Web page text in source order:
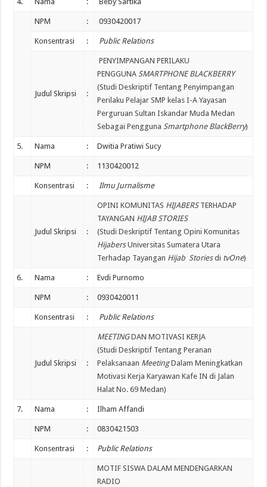
NPM : 0930420017
Konsentrasi : Public Relations
Judul Skripsi :
PENYIMPANGAN PERILAKU
PENGGUNASMARTPHONE BLACKBERRY
(Studi Deskriptif Tentang Penyimpangan
Perilaku Pelajar SMP kelas I-A Yayasan
Perguruan Sultan Iskandar Muda Medan
Sebagai Pengguna Smartphone BlackBerry)
5. Nama : Dwitia Pratiwi Sucy
NPM : 1130420012
Konsentrasi : Ilmu Jurnalisme
Judul Skripsi :
OPINI KOMUNITAS HIJABERSTERHADAP
TAYANGAN HIJAB STORIES
(Studi Deskriptif Tentang Opini Komunitas
HijabersUniversitas Sumatera Utara
Terhadap Tayangan Hijab Storiesdi tvOne)
6. Nama : Evdi Purnomo
NPM : 0930420011
Konsentrasi : Public Relations
Judul Skripsi :
MEETINGDAN MOTIVASI KERJA
(Studi Deskriptif Tentang Peranan
Pelaksanaan MeetingDalam Meningkatkan
Motivasi Kerja Karyawan Kafe IN di Jalan
Halat No. 69 Medan)
7. Nama : Ilham Affandi
NPM : 0830421503
Konsentrasi : Public Relations
MOTIF SISWA DALAM MENDENGARKAN
RADIO